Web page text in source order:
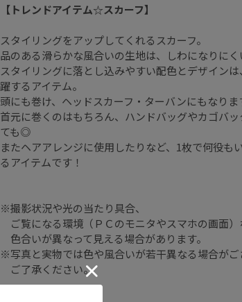
【トレンドアイテム☆スカーフ】
スタイリングをアップしてくれるスカーフ。
品のある滑らかな風合いの生地は、しわになりにく
スタイリングに落とし込みやすい配色とデザイン
躍するアイテム。
頭にも巻け、ヘッドスカーフ・ターバンにもなりま
首元に巻くのはもちろん、ハンドバッグやカゴバ
ても◎
またヘアアレンジに使用したりなど、1枚で何役も
るアイテムです！
※撮影状況や光の当たり具合、
ご覧になる環境（ＰＣのモニタやスマホの画面）
色合いが異なって見える場合があります。
※写真と実物では色や風合いが若干異なる場合がご
ご了承ください。